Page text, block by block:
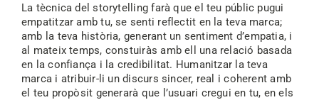
La tècnica del storytelling farà que el teu públic pugui
empatitzar amb tu, se senti reflectit en la teva marca;
amb la teva història, generant un sentiment d’empatia, i
al mateix temps, constuiràs amb ell una relació basada
en la confiança i la credibilitat. Humanitzar la teva
marca i atribuir-li un discurs sincer, real i coherent amb
el teu propòsit generarà que l’usuari cregui en tu, en els